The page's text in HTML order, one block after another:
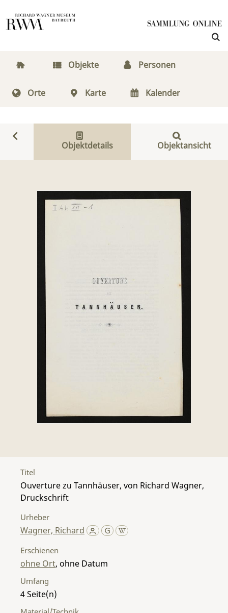
Objekte Personen
Orte Karte Kalender
Objektdetails Objektansicht
Titel
Ouverture zu Tannhäuser, von Richard Wagner,
Druckschrift
Urheber
Wagner, Richard
Erschienen
ohne Ort, ohne Datum
Umfang
4